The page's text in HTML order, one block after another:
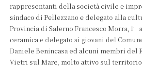
rappresentanti della società civile e
sindaco di Pellezzano e delegato alla
Provincia di Salerno Francesco Morra,
ceramica e delegato ai giovani del
Daniele Benincasa ed alcuni membri del
Vietri sul Mare, molto attivo sul